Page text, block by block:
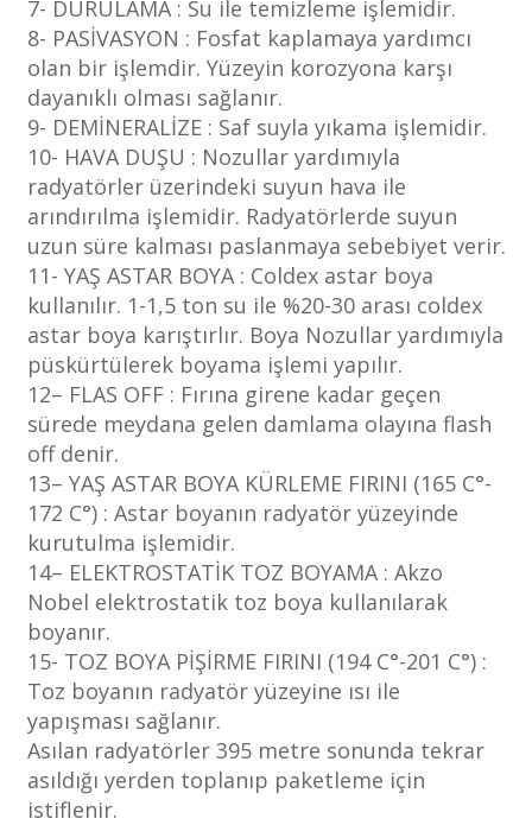
7- DURULAMA : Su ile temizleme işlemidir.
8- PASİVASYON : Fosfat kaplamaya yardımcı
olan bir işlemdir. Yüzeyin korozyona karşı
dayanıklı olması sağlanır.
9- DEMİNERALİZE : Saf suyla yıkama işlemidir.
10- HAVA DUŞU : Nozullar yardımıyla
radyatörler üzerindeki suyun hava ile
arındırılma işlemidir. Radyatörlerde suyun
uzun süre kalması paslanmaya sebebiyet verir.
11- YAŞ ASTAR BOYA : Coldex astar boya
kullanılır. 1-1,5 ton su ile %20-30 arası coldex
astar boya karıştırlır. Boya Nozullar yardımıyla
püskürtülerek boyama işlemi yapılır.
12– FLAS OFF : Fırına girene kadar geçen
sürede meydana gelen damlama olayına flash
off denir.
13– YAŞ ASTAR BOYA KÜRLEME FIRINI (165 C°-
172 C°) : Astar boyanın radyatör yüzeyinde
kurutulma işlemidir.
14– ELEKTROSTATİK TOZ BOYAMA : Akzo
Nobel elektrostatik toz boya kullanılarak
boyanır.
15- TOZ BOYA PİŞİRME FIRINI (194 C°-201 C°) :
Toz boyanın radyatör yüzeyine ısı ile
yapışması sağlanır.
Asılan radyatörler 395 metre sonunda tekrar
asıldığı yerden toplanıp paketleme için
istiflenir.